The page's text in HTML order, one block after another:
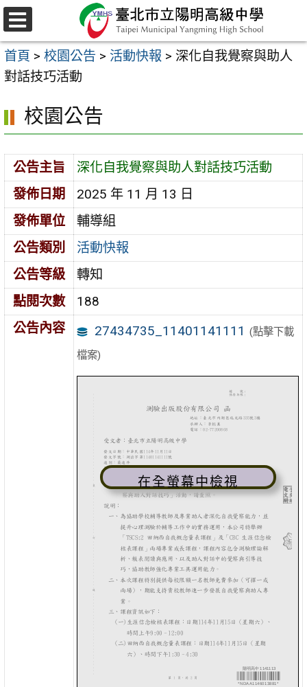
跳
至
主
要
容
區
選
單
首頁 > 校園公告 > 活動快報 > 深化自我覺察與助人
對話技巧活動
校園公告
公告主旨
深化自我覺察與助人對話技巧活動
發佈日期
2025 年 11 月 13 日
發佈單位
輔導組
公告類別
活動快報
公告等級
轉知
點閱次數
188
公告內容
27434735_11401141111 (點擊下載
檔案)
在全螢幕中檢視